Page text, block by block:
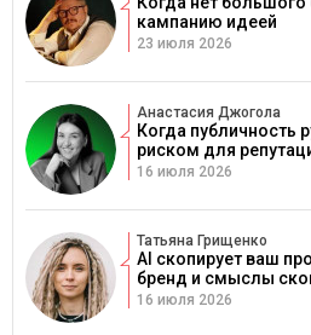
кампанию идеей
23 июля 2026
Анастасия Джогола
Когда публичность
риском для
16 июля 2026
Татьяна Грищенко
AI скопирует ваш
бренд и смыслы
16 июля 2026